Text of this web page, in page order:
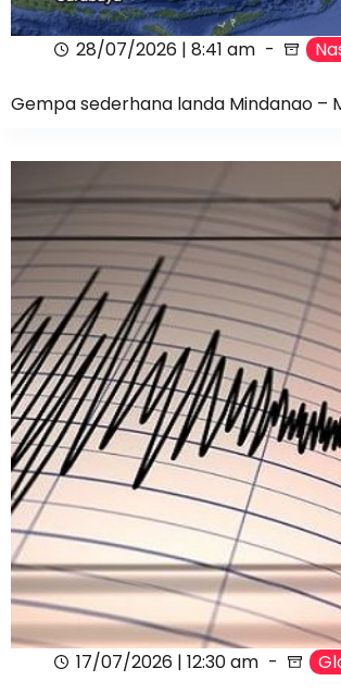
28/07/2026 | 8:41 am
Gempa sederhana landa Mindanao –
17/07/2026 | 12:30 am